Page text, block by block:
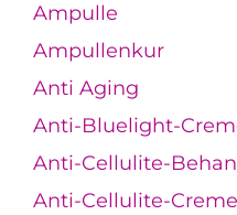
Ampulle
Ampullenkur
Anti Aging
Anti-Bluelight-
Anti-Cellulite-
Anti-Cellulite-Creme